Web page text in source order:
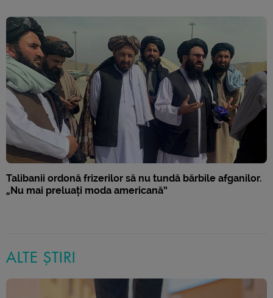
Talibanii ordonă frizerilor să nu tundă bărbile afganilor.
„Nu mai preluați moda americană”
ALTE ȘTIRI